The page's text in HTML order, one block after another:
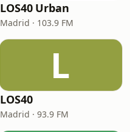
LOS40 Urban
Madrid · 103.9 FM
L
LOS40
Madrid · 93.9 FM